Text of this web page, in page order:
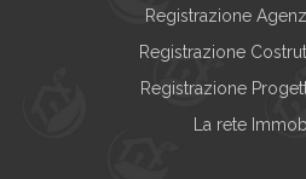
Registrazione
Registrazione
Registrazione
La rete